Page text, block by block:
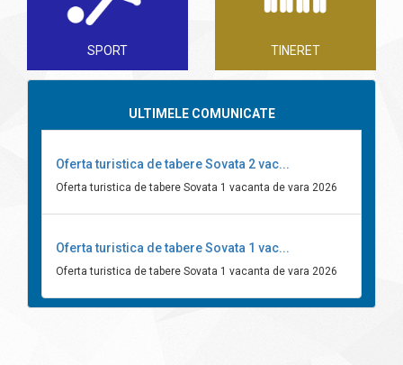
SPORT TINERET
ULTIMELE COMUNICATE
Oferta turistica de tabere Sovata 2 vac...
Oferta turistica de tabere Sovata 1 vacanta de vara 2026
Oferta turistica de tabere Sovata 1 vac...
Oferta turistica de tabere Sovata 1 vacanta de vara 2026